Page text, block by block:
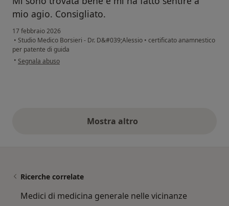
mio agio. Consigliato.
17 febbraio 2026
• Studio Medico Borsieri - Dr. D&#039;Alessio • certificato anamnestico
per patente di guida
• secondo l'opinione dell'utente N.J.
Segnala abuso
Mostra altroopinioni di cui sopra
Ricerche correlate
Medici di medicina generale nelle vicinanze